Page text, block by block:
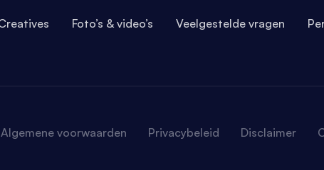
Foto’s & video’s Veelgestelde vragen
Algemene voorwaarden Privacybeleid Disclaimer